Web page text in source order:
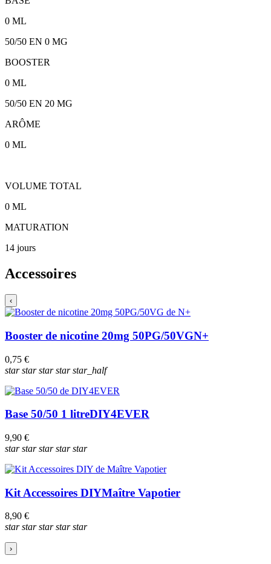
0 ML
50/50 EN 0 MG
BOOSTER
0 ML
50/50 EN 20 MG
ARÔME
0 ML
VOLUME TOTAL
0 ML
MATURATION
14 jours
Accessoires
‹
Booster de nicotine 20mg 50PG/50VGN+
0,75 €
starstarstarstarstar_half
Base 50/50 1 litreDIY4EVER
9,90 €
starstarstarstarstar
Kit Accessoires DIYMaître Vapotier
8,90 €
starstarstarstarstar
›